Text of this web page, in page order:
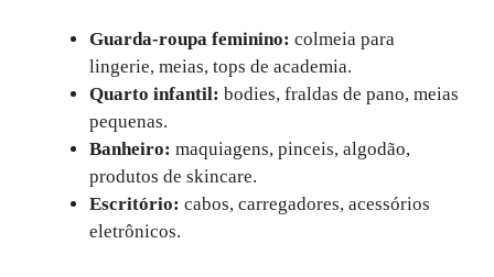
Guarda-roupa feminino: colmeia para
lingerie, meias, tops de academia.
Quarto infantil: bodies, fraldas de pano, meias
pequenas.
Banheiro: maquiagens, pinceis, algodão,
produtos de skincare.
Escritório: cabos, carregadores, acessórios
eletrônicos.